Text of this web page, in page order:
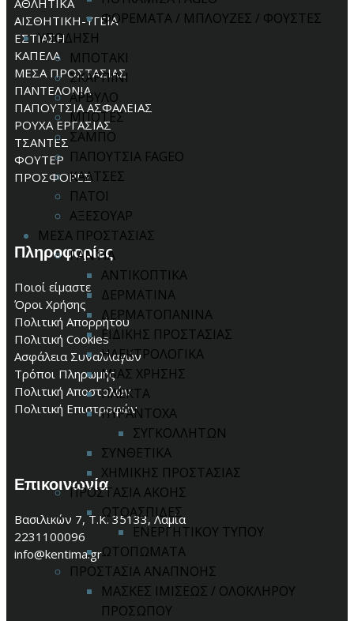
ΦΟΡΕΜΑΤΑ / ΜΠΛΟΥΖΕΣ / ΦΟΥΣΤΕΣ
ΥΠΟΔΗΣΗ
ΜΠΟΤΑΚΙ
ΣΚΑΡΠΙΝΙ
ΑΡΒΥΛΟ
ΜΠΟΤΕΣ
ΣΑΜΠΟ
ΠΑΠΟΥΤΣΙΑ FAGEO
ΚΑΛΤΣΕΣ
ΠΑΤΟΙ
ΑΞΕΣΟΥΑΡ
ΜΕΣΑ ΠΡΟΣΤΑΣΙΑΣ
ΓΑΝΤΙΑ
ΑΝΤΙΚΟΠΤΙΚΑ
ΔΕΡΜΑΤΙΝΑ
ΔΕΡΜΑΤΟΠΑΝΙΝΑ
ΕΙΔΙΚΗΣ ΠΡΟΣΤΑΣΙΑΣ
ΗΛΕΚΤΡΟΛΟΓΙΚΑ
ΜΙΑΣ ΧΡΗΣΗΣ
ΠΛΕΚΤΑ
ΠΥΡΑΝΤΟΧΑ
ΣΥΓΚΟΛΛΗΤΩΝ
ΣΥΝΘΕΤΙΚΑ
ΧΗΜΙΚΗΣ ΠΡΟΣΤΑΣΙΑΣ
ΠΡΟΣΤΑΣΙΑ ΑΚΟΗΣ
ΩΤΟΑΣΠΙΔΕΣ
ΕΝΕΡΓΗΤΙΚΟΥ ΤΥΠΟΥ
ΩΤΟΠΩΜΑΤΑ
ΠΡΟΣΤΑΣΙΑ ΑΝΑΠΝΟΗΣ
ΜΑΣΚΕΣ ΙΜΙΣΕΩΣ / ΟΛΟΚΛΗΡΟΥ
ΠΡΟΣΩΠΟΥ
ΑΙΣΘΗΤΙΚΗ-ΥΓΕΙΑ
ΕΣΤΙΑΣΗ
ΚΑΠΕΛΑ
ΜΕΣΑ ΠΡΟΣΤΑΣΙΑΣ
ΠΑΝΤΕΛΟΝΙΑ
ΠΑΠΟΥΤΣΙΑ ΑΣΦΑΛΕΙΑΣ
ΡΟΥΧΑ ΕΡΓΑΣΙΑΣ
ΤΣΑΝΤΕΣ
ΦΟΥΤΕΡ
ΠΡΟΣΦΟΡΕΣ
Πληροφορίες
Ποιοί είμαστε
Όροι Χρήσης
Πολιτική Απορρήτου
Πολιτική Cookies
Ασφάλεια Συναλλαγών
Τρόποι Πληρωμής
Πολιτική Αποστολών
Πολιτική Επιστροφών
Επικοινωνία
Βασιλικών 7, Τ.Κ. 35133, Λαμία
2231100096
info@kentima.gr